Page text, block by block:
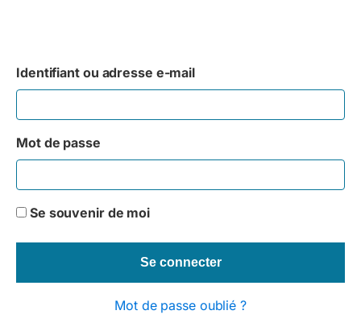
Identifiant ou adresse e-mail
Mot de passe
Se souvenir de moi
Mot de passe oublié ?